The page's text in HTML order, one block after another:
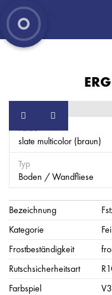
Farbe
slate multicolor (braun)
Typ
Boden / Wandfliese
Bezeichnung
Kategorie
Frostbeständigkeit
Rutschsicherheitsart
Farbspiel
V3